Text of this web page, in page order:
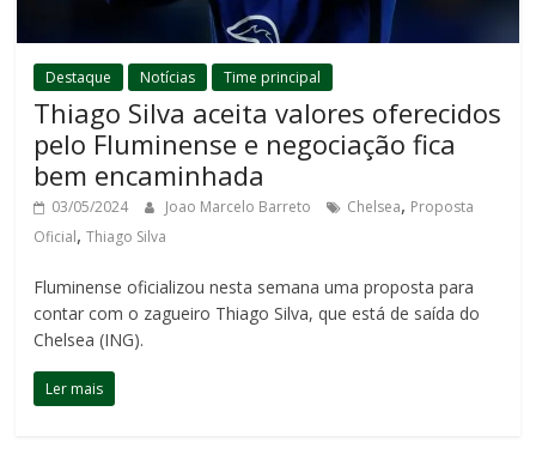
Destaque Notícias Time principal
Thiago Silva aceita valores oferecidos
pelo Fluminense e negociação fica
bem encaminhada
03/05/2024 Joao Marcelo Barreto Chelsea, Proposta
Oficial,Thiago Silva
Fluminense oficializou nesta semana uma proposta para
contar com o zagueiro Thiago Silva, que está de saída do
Chelsea (ING).
Ler mais